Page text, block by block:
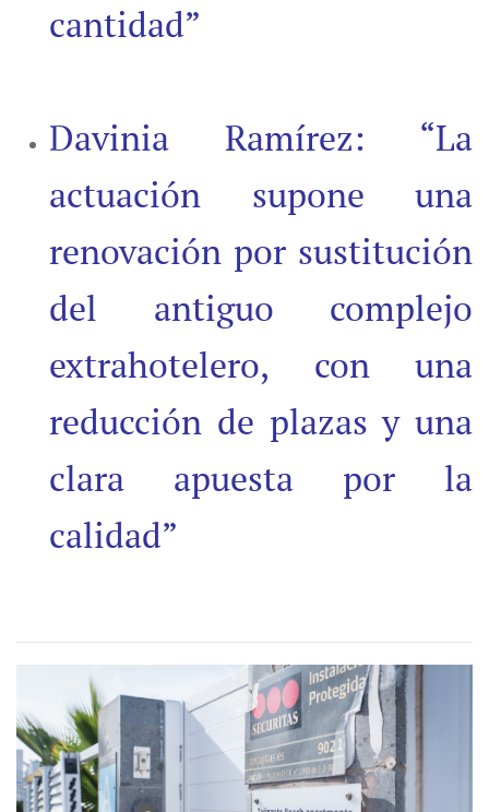
cantidad”
Davinia Ramírez: “La
actuación supone una
renovación por sustitución
del antiguo complejo
extrahotelero, con una
reducción de plazas y una
clara apuesta por la
calidad”